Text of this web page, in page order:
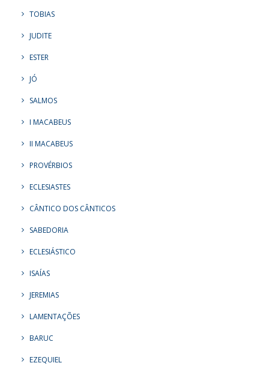
TOBIAS
JUDITE
ESTER
JÓ
SALMOS
I MACABEUS
II MACABEUS
PROVÉRBIOS
ECLESIASTES
CÂNTICO DOS CÂNTICOS
SABEDORIA
ECLESIÁSTICO
ISAÍAS
JEREMIAS
LAMENTAÇÕES
BARUC
EZEQUIEL